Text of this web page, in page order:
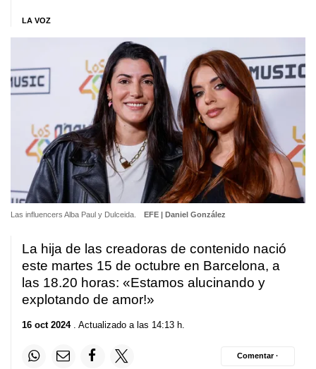
LA VOZ
Las influencers Alba Paul y Dulceida. EFE | Daniel González
La hija de las creadoras de contenido nació
este martes 15 de octubre en Barcelona, a
las 18.20 horas: «Estamos alucinando y
explotando de amor!»
16 oct 2024. Actualizado a las 14:13 h.
Comentar ·